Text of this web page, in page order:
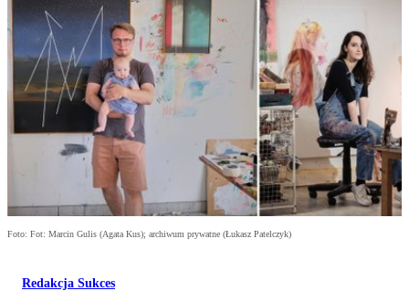
Foto: Fot: Marcin Gulis (Agata Kus); archiwum prywatne (Łukasz Patelczyk)
Redakcja Sukces